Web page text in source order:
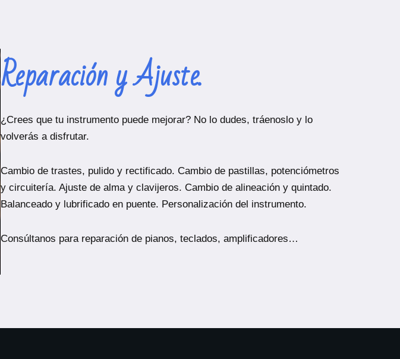
Reparación y Ajuste.
¿Crees que tu instrumento puede mejorar? No lo dudes, tráenoslo y lo
volverás a disfrutar.
Cambio de trastes, pulido y rectificado. Cambio de pastillas, potenciómetros
y circuitería. Ajuste de alma y clavijeros. Cambio de alineación y quintado.
Balanceado y lubrificado en puente. Personalización del instrumento.
Consúltanos para reparación de pianos, teclados, amplificadores…